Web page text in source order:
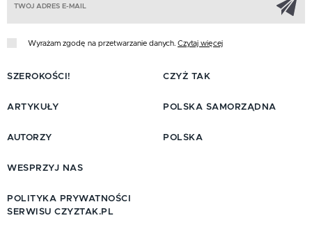
Wyrażam zgodę na przetwarzanie danych. Czytaj więcej
SZEROKOŚCI!
ARTYKUŁY
AUTORZY
CZYŻ TAK
POLSKA SAMORZĄDNA
POLSKA
WESPRZYJ NAS
POLITYKA PRYWATNOŚCI
SERWISU CZYZTAK.PL